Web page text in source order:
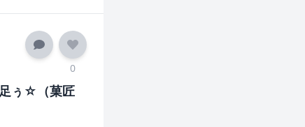
0
ぅ☆（菓匠